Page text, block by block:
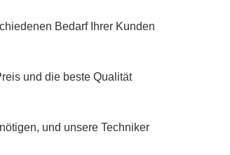
Bedarf Ihrer Kunden
und die beste Qualität
und unsere Techniker